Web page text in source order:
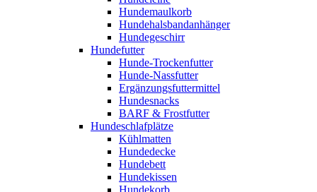
Hundemaulkorb
Hundehalsbandanhänger
Hundegeschirr
Hundefutter
Hunde-Trockenfutter
Hunde-Nassfutter
Ergänzungsfuttermittel
Hundesnacks
BARF & Frostfutter
Hundeschlafplätze
Kühlmatten
Hundedecke
Hundebett
Hundekissen
Hundekorb